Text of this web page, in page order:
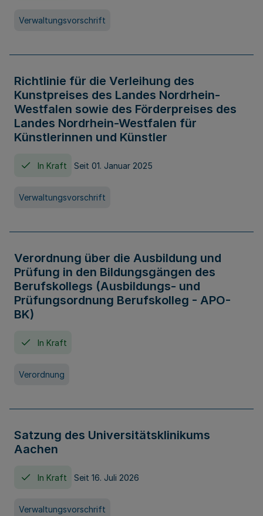
Verwaltungsvorschrift
Richtlinie für die Verleihung des
Kunstpreises des Landes Nordrhein-
Westfalen sowie des Förderpreises des
Landes Nordrhein-Westfalen für
Künstlerinnen und Künstler
In Kraft Seit 01. Januar 2025
Verwaltungsvorschrift
Verordnung über die Ausbildung und
Prüfung in den Bildungsgängen des
Berufskollegs (Ausbildungs- und
Prüfungsordnung Berufskolleg - APO-
BK)
In Kraft
Verordnung
Satzung des Universitätsklinikums
Aachen
In Kraft Seit 16. Juli 2026
Verwaltungsvorschrift